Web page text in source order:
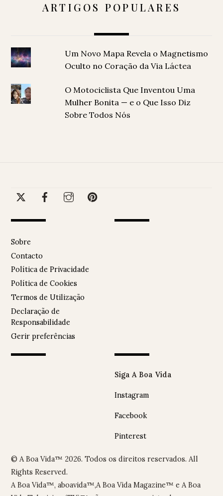
ARTIGOS POPULARES
Um Novo Mapa Revela o Magnetismo
Oculto no Coração da Via Láctea
O Motociclista Que Inventou Uma
Mulher Bonita — e o Que Isso Diz
Sobre Todos Nós
Sobre
Contacto
Política de Privacidade
Política de Cookies
Termos de Utilização
Declaração de
Responsabilidade
Gerir preferências
Siga A Boa Vida
Instagram
Facebook
Pinterest
© A Boa Vida™ 2026. Todos os direitos reservados. All
Rights Reserved.
A Boa Vida™, aboavida™,A Boa Vida Magazine™ e A Boa